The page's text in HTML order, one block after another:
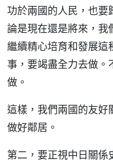
功於兩國的人民，也要
論是現在還是將來，我
繼續精心培育和發展這
事，要竭盡全力去做。
做。
這樣，我們兩國的友好
做好鄰居。
第二，要正視中日關係